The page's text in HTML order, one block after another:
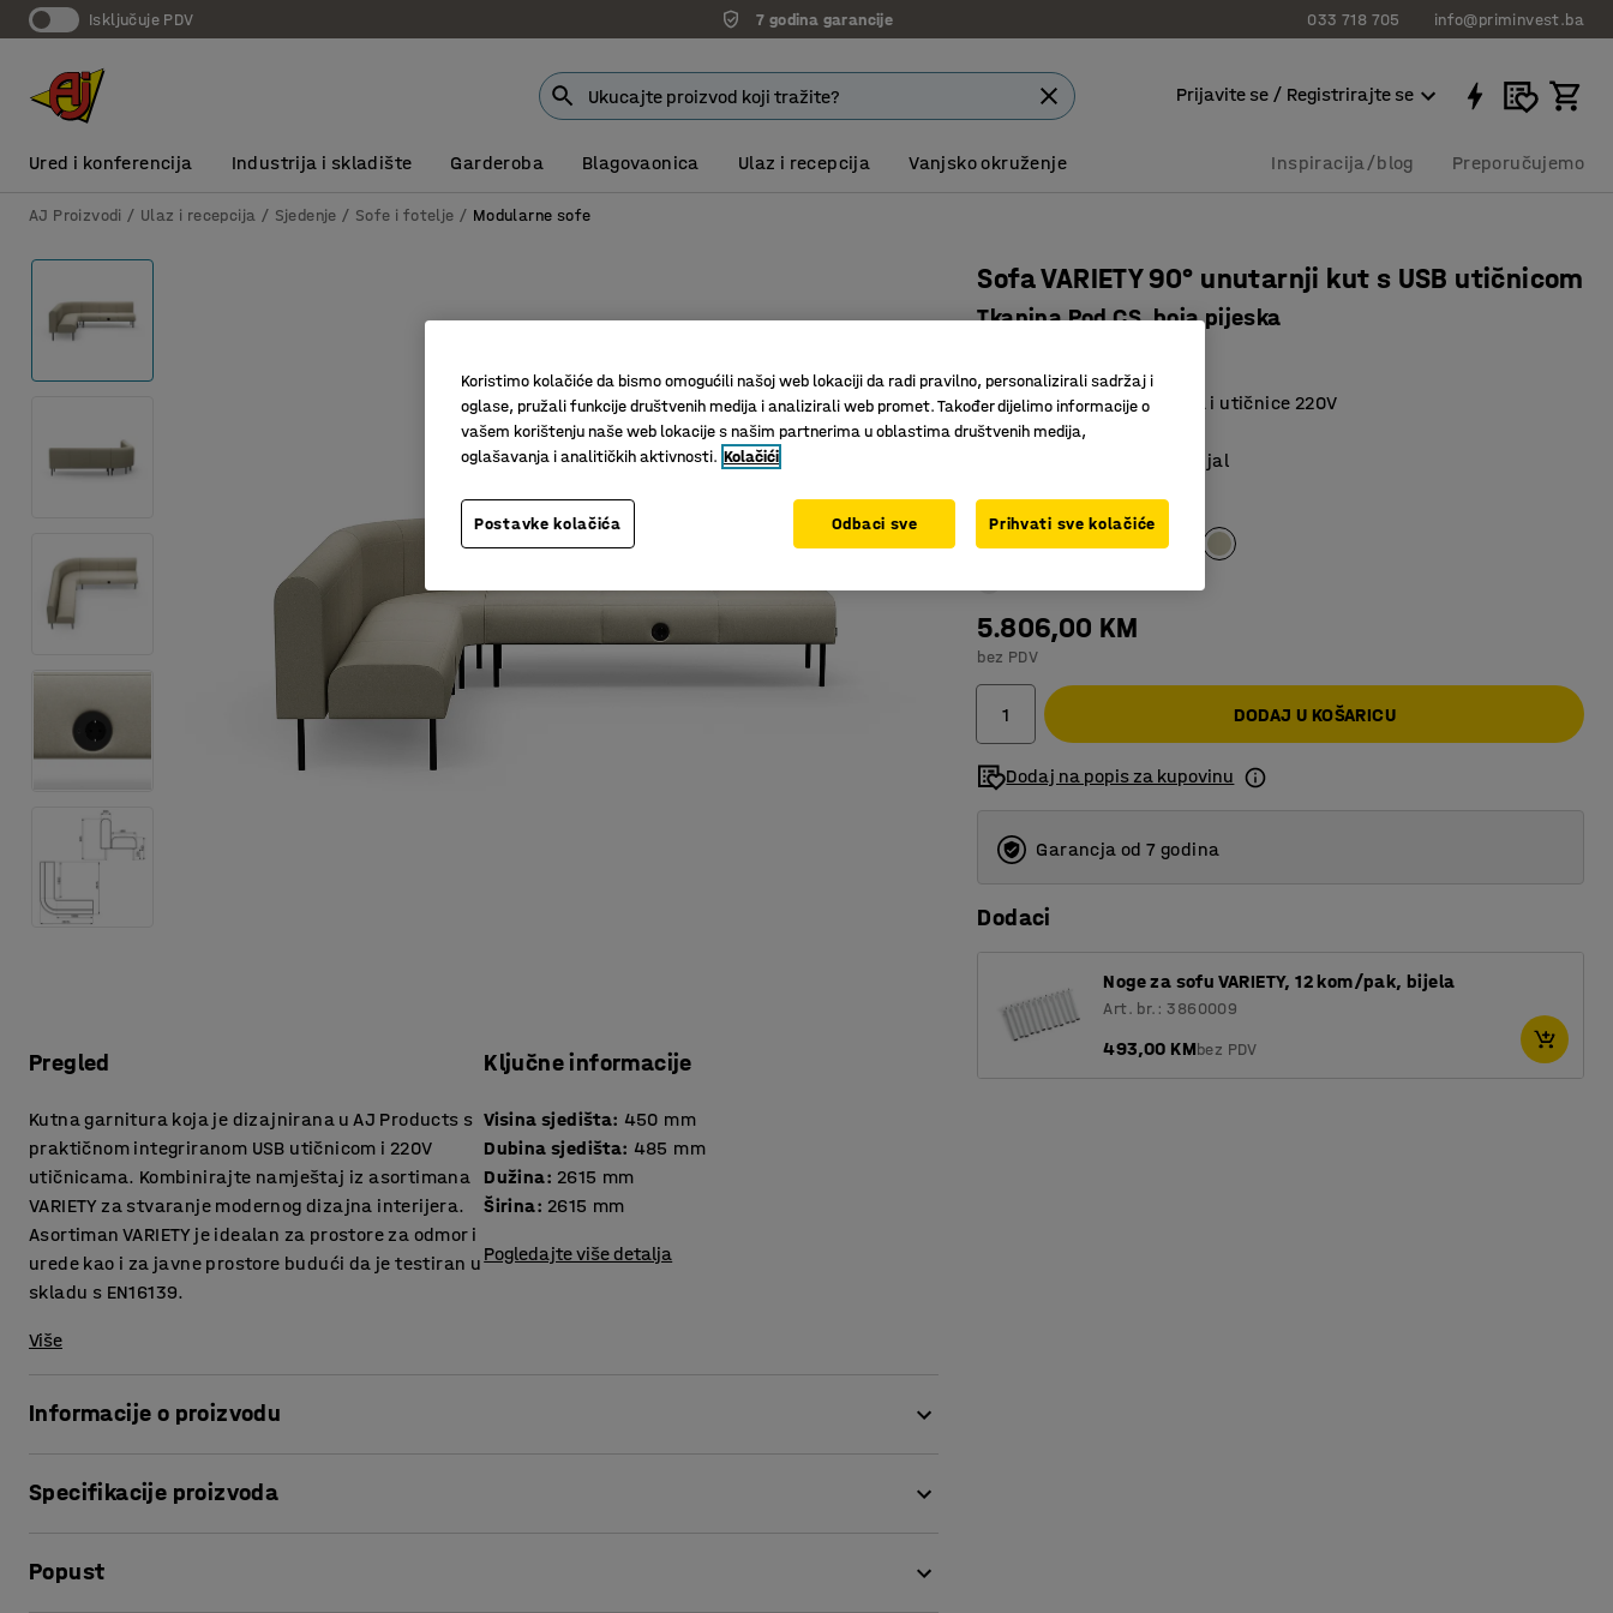
Isključuje PDV 7 godina garancije 033 718 705 info@priminvest.ba
Prijavite se / Registrirajte se
Ured i konferencija Industrija i skladište Garderoba Blagovaonica Ulaz i recepcija Vanjsko okruženje Inspiracija/blog Preporučujemo
AJ Proizvodi Ulaz i recepcija Sjedenje Sofe i fotelje Modularne sofe
Pregled
Kutna garnitura koja je dizajnirana u AJ Products s ​​
praktičnom integriranom USB utičnicom i 220V
utičnicama. Kombinirajte namještaj iz asortimana
VARIETY za stvaranje modernog dizajna interijera.
Asortiman VARIETY je idealan za prostore za odmor i
urede kao i za javne prostore budući da je testiran u
skladu s EN16139.
Više
Ključne informacije
Visina sjedišta: 450 mm
Dubina sjedišta: 485 mm
Dužina: 2615 mm
Širina: 2615 mm
Pogledajte više detalja
Informacije o proizvodu
za javne prostore poput salona i čekaonica, te ureda i škola.
čišćenje. Zahvaljujući opcijama punjenja, mobitele i prijenosna računala možete puniti tamo gdje
Specifikacije proizvoda
Dubina sjedišta
Popust
Sofa VARIETY 90° unutarnji kut s USB utičnicom
Tkanina Pod CS, boja pijeska
Integrirana USB utičnica i utičnice 220V
Praktičan namještaj
Izdržljiv i otporan materijal
Boja
5.806,00 KM
bez PDV
DODAJ U KOŠARICU
Dodaj na popis za kupovinu
Garancja od 7 godina
Dodaci
Noge za sofu VARIETY, 12 kom/pak, bijela
Art. br.: 3860009
493,00 KMbez PDV
Koristimo kolačiće da bismo omogućili našoj web lokaciji da radi pravilno, personalizirali sadržaj i
oglase, pružali funkcije društvenih medija i analizirali web promet. Također dijelimo informacije o
vašem korištenju naše web lokacije s našim partnerima u oblastima društvenih medija,
oglašavanja i analitičkih aktivnosti. Kolačići
Postavke kolačića Odbaci sve Prihvati sve kolačiće